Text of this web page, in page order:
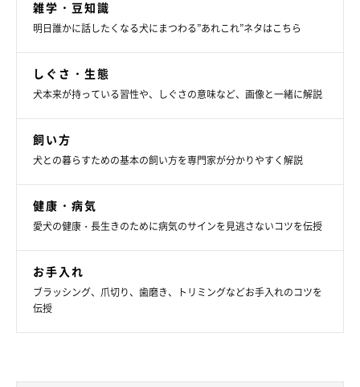
食べたもの、散歩コース、行ったお手入れなど、モコ吉くんに関
なるよう、できる限り細かく記録しています。
雑学・豆知識
明日誰かに話したくなる犬にまつわる”あれこれ”ネタはこちら
しぐさ・生態
犬本来が持っている習性や、しぐさの意味など、画像と一緒に解説
飼い方
犬との暮らすための基本の飼い方を専門家が分かりやすく解説
健康・病気
愛犬の健康・長生きのために病気のサインを見逃さないコツを伝授
お手入れ
ブラッシング、爪切り、歯磨き、トリミングなどお手入れのコツを
伝授